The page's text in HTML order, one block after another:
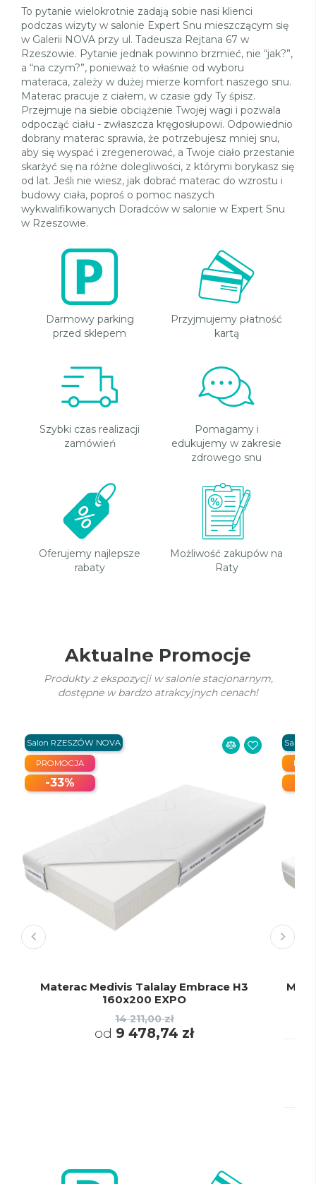
To pytanie wielokrotnie zadają sobie nasi klienci
podczas wizyty w salonie Expert Snu mieszczącym się
w Galerii NOVA przy ul. Tadeusza Rejtana 67 w
Rzeszowie. Pytanie jednak powinno brzmieć, nie “jak?”,
a “na czym?”, ponieważ to właśnie od wyboru
materaca, zależy w dużej mierze komfort naszego snu.
Materac pracuje z ciałem, w czasie gdy Ty śpisz.
Przejmuje na siebie obciążenie Twojej wagi i pozwala
odpocząć ciału - zwłaszcza kręgosłupowi. Odpowiednio
dobrany materac sprawia, że potrzebujesz mniej snu,
aby się wyspać i zregenerować, a Twoje ciało przestanie
skarżyć się na różne dolegliwości, z którymi borykasz się
od lat. Jeśli nie wiesz, jak dobrać materac do wzrostu i
budowy ciała, poproś o pomoc naszych
wykwalifikowanych Doradców w salonie w Expert Snu
w Rzeszowie.
Darmowy parking
przed sklepem
Przyjmujemy płatność
kartą
Szybki czas realizacji
zamówień
Pomagamy i
edukujemy w zakresie
zdrowego snu
Oferujemy najlepsze
rabaty
Możliwość zakupów na
Raty
Aktualne Promocje
Produkty z ekspozycji w salonie stacjonarnym,
dostępne w bardzo atrakcyjnych cenach!
Materac Medivis Talalay Embrace H3
160x200 EXPO
14 211,00 zł
od 9 478,74 zł
PROMOCJA
-33%
Salon RZESZÓW NOVA Salon